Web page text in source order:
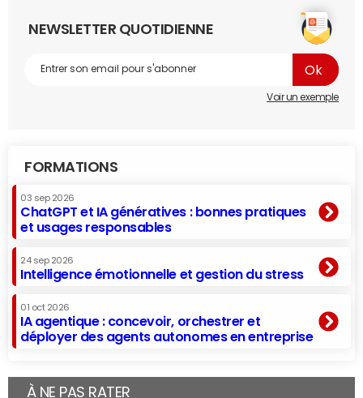
NEWSLETTER QUOTIDIENNE
Voir un exemple
FORMATIONS
03 sep 2026
ChatGPT et IA génératives : bonnes pratiques
et usages responsables
24 sep 2026
Intelligence émotionnelle et gestion du stress
01 oct 2026
IA agentique : concevoir, orchestrer et
déployer des agents autonomes en entreprise
À NE PAS RATER